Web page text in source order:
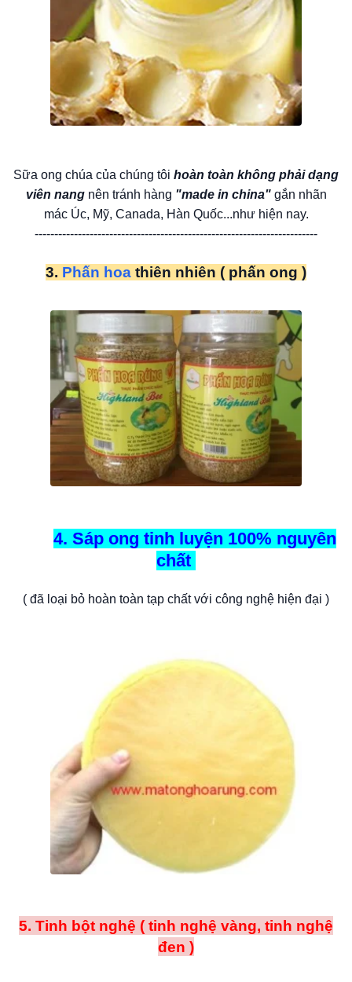
Sữa ong chúa của chúng tôi hoàn toàn không phải dạng
viên nangnên tránh hàng "made in china"gắn nhãn
mác Úc, Mỹ, Canada, Hàn Quốc...như hiện nay.
------------------------------------------------------------------------
3. Phấn hoa thiên nhiên ( phấn ong )
4. Sáp ong tinh luyện 100% nguyên
chất
( đã loại bỏ hoàn toàn tạp chất với công nghệ hiện đại )
5. Tinh bột nghệ ( tinh nghệ vàng, tinh nghệ
đen )